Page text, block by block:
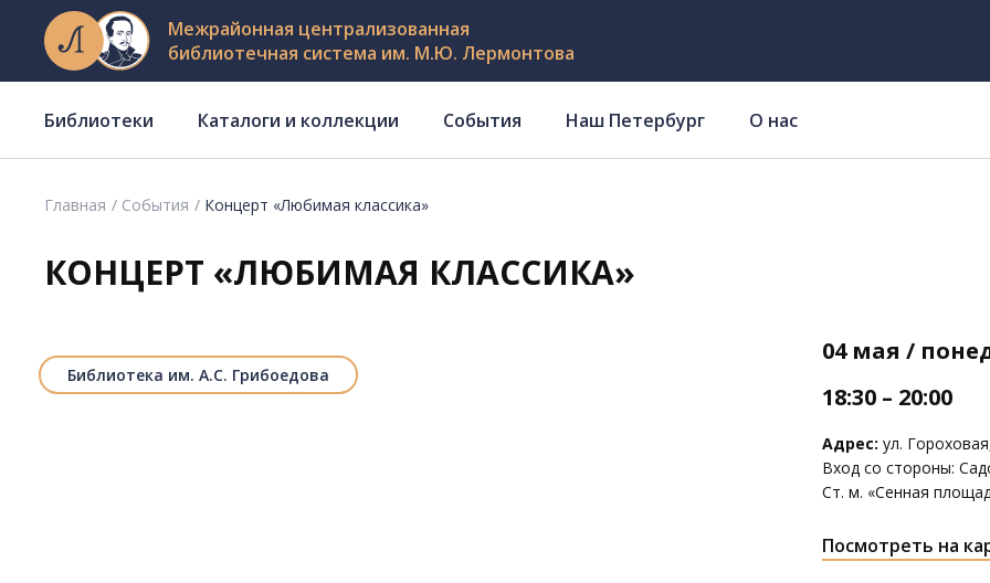
Межрайонная централизованная
библиотечная система им. М.Ю. Лермонтова
Библиотеки Каталоги и коллекции События Наш Петербург О нас
Главная События Концерт «Любимая классика»
КОНЦЕРТ «ЛЮБИМАЯ КЛАССИКА»
Библиотека им. А.С. Грибоедова
04 мая /
18:30 – 20:00
Адрес: ул.
Вход со стороны:
Ст. м. «Сенная
Посмотреть на